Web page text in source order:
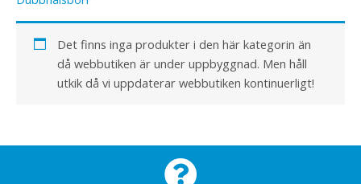
Det finns inga produkter i den här kategorin än
då webbutiken är under uppbyggnad. Men håll
utkik då vi uppdaterar webbutiken kontinuerligt!